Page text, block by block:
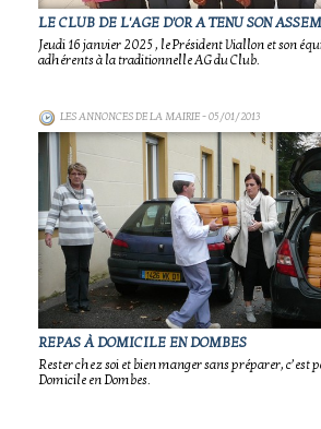
LE CLUB DE L'AGE D'OR A TENU SON
Jeudi 16 janvier 2025 , le Président Viallon et son
adhérents à la traditionnelle AG du Club.
LES ANNONCES DE LA MAIRIE- 05/01/2013
REPAS À DOMICILE EN DOMBES
Rester chez soi et bien manger sans préparer, c’est
Domicile en Dombes.